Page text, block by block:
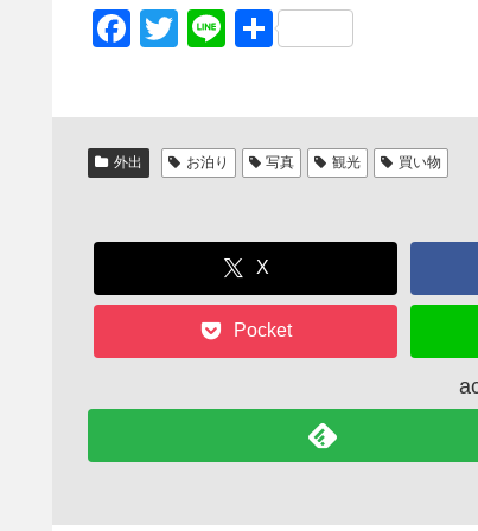
F
e
b
o
k
T
er
Li 共
外出 お泊り 写真 観光 買い物
X
Pocket